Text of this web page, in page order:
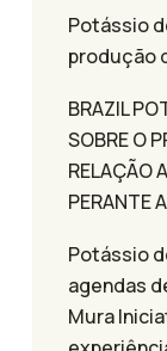
Potássio
produção
BRAZIL
SOBRE O
RELAÇÃO
PERANTE
Potássio
agendas
Mura